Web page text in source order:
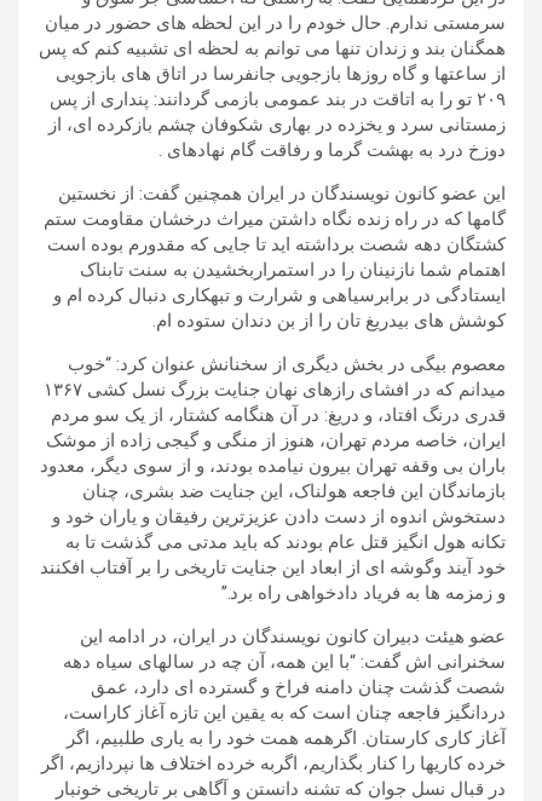
سرمستی ندارم. حال خودم را در این لحظه های حضور در میان
همگنان بند و زندان تنها می توانم به لحظه ای تشبیه کنم که پس
از ساعتها و گاه روزها بازجویی جانفرسا در اتاق های بازجویی
۲۰۹ تو را به اتاقت در بند عمومی بازمی گردانند: پنداری از پس
زمستانی سرد و یخزده در بهاری شکوفان چشم بازکرده ای، از
دوزخ درد به بهشت گرما و رفاقت گام نهادهای .
این عضو کانون نویسندگان در ایران همچنین گفت: از نخستین
گامها که در راه زنده نگاه داشتن میراث درخشان مقاومت ستم
کشتگان دهه شصت برداشته اید تا جایی که مقدورم بوده است
اهتمام شما نازنینان را در استمراربخشیدن به سنت تابناک
ایستادگی در برابرسیاهی و شرارت و تبهکاری دنبال کرده ام و
کوشش های بیدریغ تان را از بن دندان ستوده ام.
معصوم بیگی در بخش دیگری از سخنانش عنوان کرد: “خوب
میدانم که در افشای رازهای نهان جنایت بزرگ نسل کشی ۱۳۶۷
قدری درنگ افتاد، و دریغ: در آن هنگامه کشتار، از یک سو مردم
ایران، خاصه مردم تهران، هنوز از منگی و گیجی زاده از موشک
باران بی وقفه تهران بیرون نیامده بودند، و از سوی دیگر، معدود
بازماندگان این فاجعه هولناک، این جنایت ضد بشری، چنان
دستخوش اندوه از دست دادن عزیزترین رفیقان و یاران خود و
تکانه هول انگیز قتل عام بودند که باید مدتی می گذشت تا به
خود آیند وگوشه ای از ابعاد این جنایت تاریخی را بر آفتاب افکنند
و زمزمه ها به فریاد دادخواهی راه برد.”
عضو هیئت دبیران کانون نویسندگان در ایران، در ادامه این
سخنرانی اش گفت: “با این همه، آن چه در سالهای سیاه دهه
شصت گذشت چنان دامنه فراخ و گسترده ای دارد، عمق
دردانگیز فاجعه چنان است که به یقین این تازه آغاز کاراست،
آغاز کاری کارستان. اگرهمه همت خود را به یاری طلبیم، اگر
خرده کاریها را کنار بگذاریم، اگربه خرده اختلاف ها نپردازیم، اگر
در قبال نسل جوان که تشنه دانستن و آگاهی بر تاریخی خونبار